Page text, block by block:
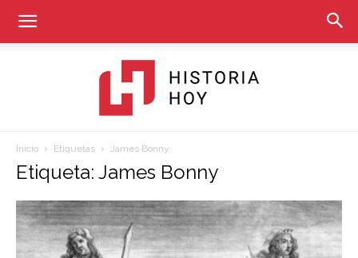
Hoy
Inicio Etiquetas James Bonny
Etiqueta: James Bonny